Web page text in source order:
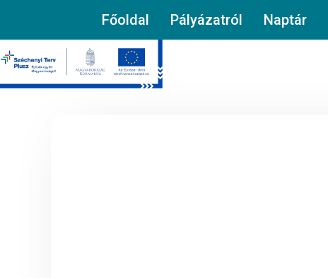
Főoldal Pályázatról Naptár